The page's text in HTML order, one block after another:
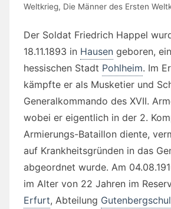
Weltkrieg, Die Männer des Ersten
Der Soldat Friedrich Happel
18.11.1893 in Hausen geboren,
hessischen Stadt Pohlheim. Im
kämpfte er als Musketier und
Generalkommando des XVII.
wobei er eigentlich in der 2.
Armierungs-Bataillon diente,
auf Krankheitsgründen in das
abgeordnet wurde. Am
im Alter von 22 Jahren im
Erfurt, Abteilung